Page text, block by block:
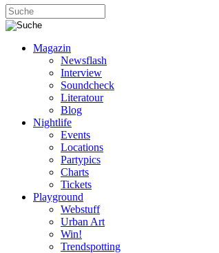
Magazin
Newsflash
Interview
Soundcheck
Literatour
Blog
Nightlife
Events
Locations
Partypics
Charts
Tickets
Playground
Webstuff
Urban Art
Win!
Trendspotting